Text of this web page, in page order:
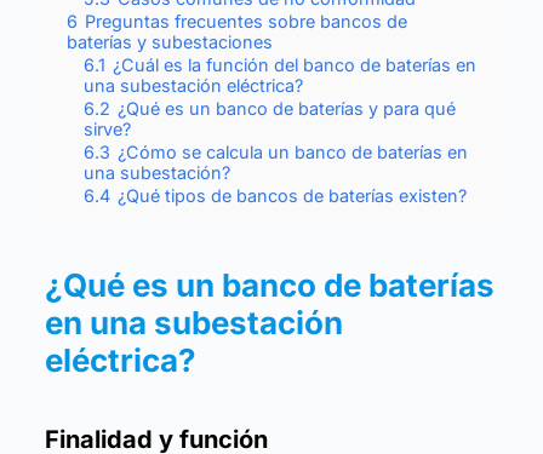
6 Preguntas frecuentes sobre bancos de
baterías y subestaciones
6.1 ¿Cuál es la función del banco de baterías en
una subestación eléctrica?
6.2 ¿Qué es un banco de baterías y para qué
sirve?
6.3 ¿Cómo se calcula un banco de baterías en
una subestación?
6.4 ¿Qué tipos de bancos de baterías existen?
¿Qué es un banco de baterías
en una subestación
eléctrica?
Finalidad y función